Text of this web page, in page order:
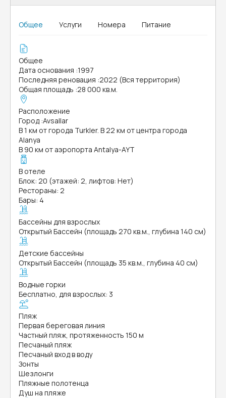
Общее Услуги Номера Питание
Общее
Дата основания :1997
Последняя реновация :2022 (Вся территория)
Общая площадь :28 000 кв.м.
Расположение
Город :Avsallar
В 1 км от города Turkler. В 22 км от центра города
Alanya
В 90 км от аэропорта Antalya-AYT
В отеле
Блок: 20 (этажей: 2, лифтов: Нет)
Рестораны: 2
Бары: 4
Бассейны для взрослых
Открытый Бассейн (площадь 270 кв.м., глубина 140 см)
Детские бассейны
Открытый Бассейн (площадь 35 кв.м., глубина 40 см)
Водные горки
Бесплатно, для взрослых: 3
Пляж
Первая береговая линия
Частный пляж, протяженность 150 м
Песчаный пляж
Песчаный вход в воду
Зонты
Шезлонги
Пляжные полотенца
Душ на пляже